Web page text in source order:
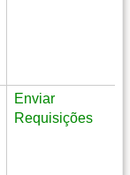
Enviar
Requisições